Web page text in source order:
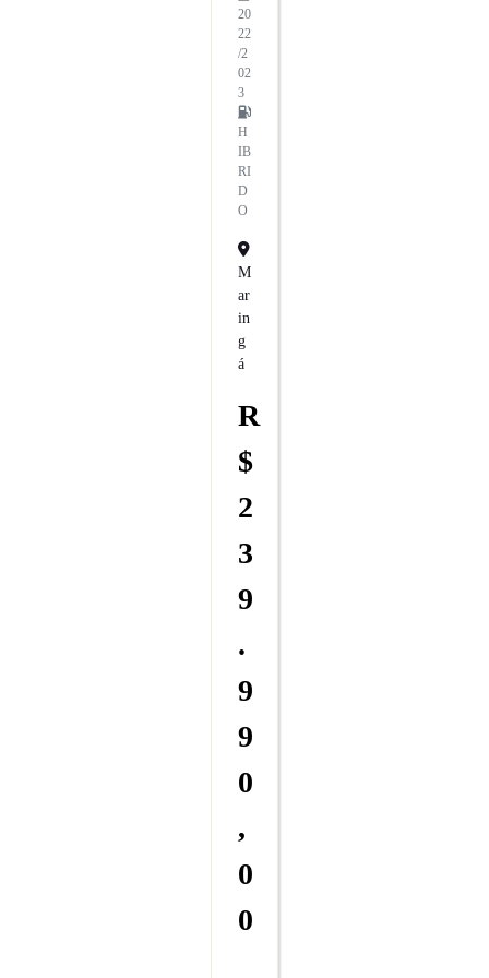
20
22
/2
02
3
H
IB
RI
D
O
M
Ar
In
G
Á
R
$
2
3
9
.
9
9
0
,
0
0